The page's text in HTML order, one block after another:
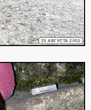
21 АВГУСТА 2002